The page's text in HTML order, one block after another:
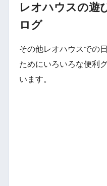
レオハウスの遊
ログ
その他レオハウスでの
ためにいろいろな便利
います。